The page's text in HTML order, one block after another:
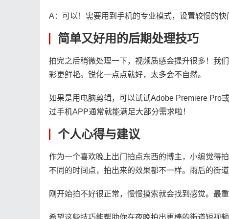
A：可以！需要用到手机的专业模式，设置较慢的
简单又好用的后期处理技巧
拍完之后稍微处理一下，视频质感会提升很多！我
彩更鲜艳。锐化一点点就好，太多会不自然。
如果是用电脑剪辑，可以试试Adobe Premiere Pro
过手机APP通常就能满足大部分需求啦！
个人心得与建议
作为一个喜欢晚上出门拍点东西的博主，小编觉得
不同的时间点，拍出来的效果都不一样。雨后的街
刚开始拍不好很正常，慢慢摸索就会找到感觉。最
希望这些技巧能帮助你在夜晚拍出更棒的街道短视